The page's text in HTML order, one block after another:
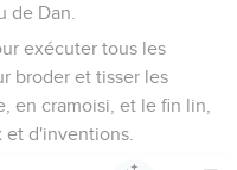
de Dan.
exécuter tous les
broder et tisser les
en cramoisi, et le fin lin,
et d'inventions.